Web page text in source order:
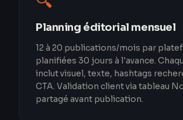
Planning éditorial mensuel
12 à 20 publications/mois par
planifiées 30 jours à l'avance.
inclut visuel, texte, hashtags
CTA. Validation client via tableau
partagé avant publication.